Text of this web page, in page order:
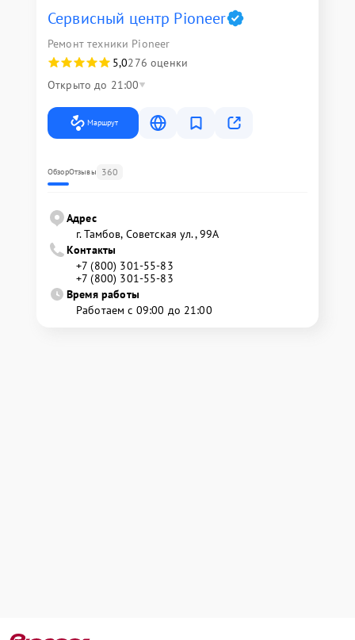
Сервисный центр Pioneer
Ремонт техники Pioneer
5,0276 оценки
Открыто до 21:00
Маршрут
ОбзорОтзывы 360
Адрес
г. Тамбов, Советская ул., 99А
Контакты
+7 (800) 301-55-83
+7 (800) 301-55-83
Время работы
Работаем с 09:00 до 21:00